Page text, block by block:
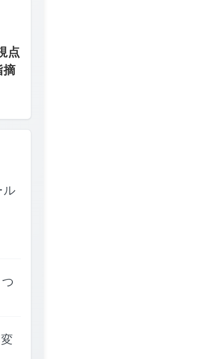
点
摘
ル